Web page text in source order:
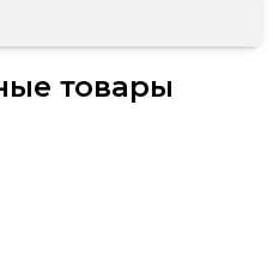
товары